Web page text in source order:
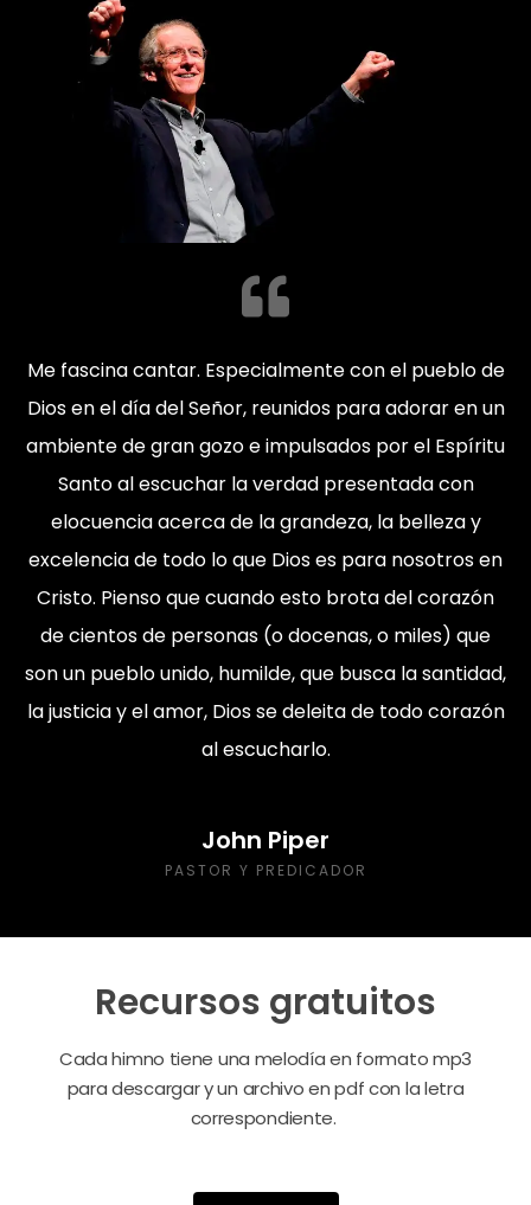
Me fascina cantar. Especialmente con el pueblo de
Dios en el día del Señor, reunidos para adorar en un
ambiente de gran gozo e impulsados por el Espíritu
Santo al escuchar la verdad presentada con
elocuencia acerca de la grandeza, la belleza y
excelencia de todo lo que Dios es para nosotros en
Cristo. Pienso que cuando esto brota del corazón
de cientos de personas (o docenas, o miles) que
son un pueblo unido, humilde, que busca la santidad,
la justicia y el amor, Dios se deleita de todo corazón
al escucharlo.
John Piper
PASTOR Y PREDICADOR
Recursos gratuitos
Cada himno tiene una melodía en formato mp3
para descargar y un archivo en pdf con la letra
correspondiente.